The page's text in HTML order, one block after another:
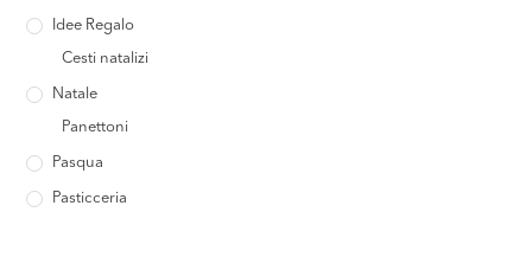
Idee Regalo
Cesti natalizi
Natale
Panettoni
Pasqua
Pasticceria